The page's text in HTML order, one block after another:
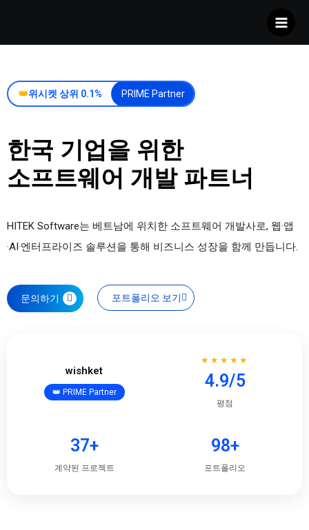
👑위시켓 상위 0.1% PRIME Partner
한국 기업을 위한
소프트웨어 개발 파트너
HITEK Software는 베트남에 위치한 소프트웨어 개발사로, 웹·앱
·AI·엔터프라이즈 솔루션을 통해 비즈니스 성장을 함께 만듭니다.
문의하기 포트폴리오 보기
wishket
👑 PRIME Partner
★★★★★
4.9/5
평점
37+
계약된 프로젝트
98+
포트폴리오